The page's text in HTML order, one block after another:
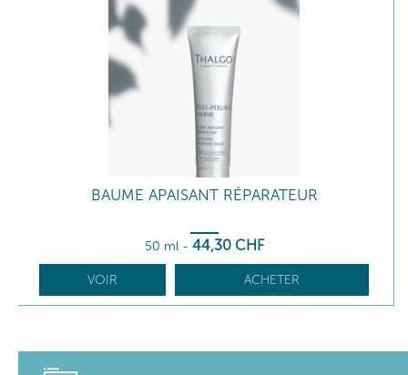
BAUME APAISANT RÉPARATEUR
50 ml - 44,30 CHF
VOIR ACHETER